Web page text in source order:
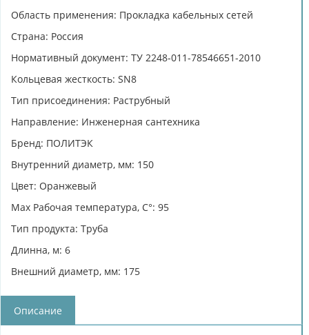
Область применения: Прокладка кабельных сетей
Страна: Россия
Нормативный документ: ТУ 2248-011-78546651-2010
Кольцевая жесткость: SN8
Тип присоединения: Раструбный
Направление: Инженерная сантехника
Бренд: ПОЛИТЭК
Внутренний диаметр, мм: 150
Цвет: Оранжевый
Max Рабочая температура, C°: 95
Тип продукта: Труба
Длинна, м: 6
Внешний диаметр, мм: 175
Описание